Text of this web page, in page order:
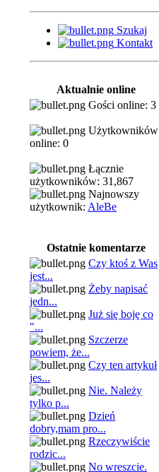
Szukaj
Kontakt
Aktualnie online
Gości online: 3
Użytkowników
online: 0
Łącznie
użytkowników: 31,867
Najnowszy
użytkownik: AleBe
Ostatnie komentarze
Czy ktoś z Was
jest...
Żeby napisać
jedn...
Już się boję co
"...
Szczerze
powiem, że...
Czy ten artykuł
jes...
Nie. Należy
tylko p...
Dzień
dobry,mam pro...
Rzeczywiście
rodzic...
No wreszcie.